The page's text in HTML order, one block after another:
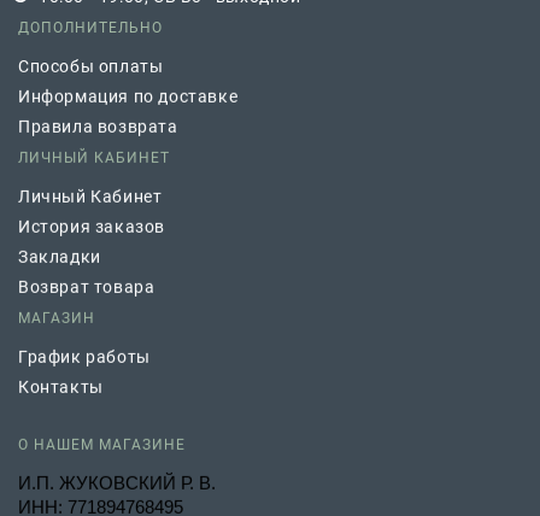
ДОПОЛНИТЕЛЬНО
Способы оплаты
Информация по доставке
Правила возврата
ЛИЧНЫЙ КАБИНЕТ
Личный Кабинет
История заказов
Закладки
Возврат товара
МАГАЗИН
График работы
Контакты
О НАШЕМ МАГАЗИНЕ
И.П. ЖУКОВСКИЙ Р. В.
ИНН: 771894768495